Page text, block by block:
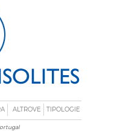
ALTROVE TIPOLOGIE